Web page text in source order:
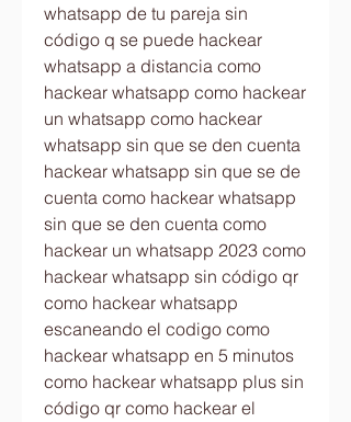
whatsapp de tu pareja sin
código q se puede hackear
whatsapp a distancia como
hackear whatsapp como hackear
un whatsapp como hackear
whatsapp sin que se den cuenta
hackear whatsapp sin que se de
cuenta como hackear whatsapp
sin que se den cuenta como
hackear un whatsapp 2023 como
hackear whatsapp sin código qr
como hackear whatsapp
escaneando el codigo como
hackear whatsapp en 5 minutos
como hackear whatsapp plus sin
código qr como hackear el